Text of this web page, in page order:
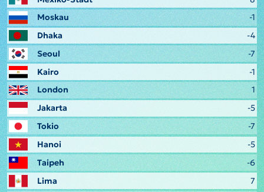
Moskau
-1
Dhaka
-4
Seoul
-7
Kairo
-1
London
1
Jakarta
-5
Tokio
-7
Hanoi
-5
Taipeh
-6
Lima
7